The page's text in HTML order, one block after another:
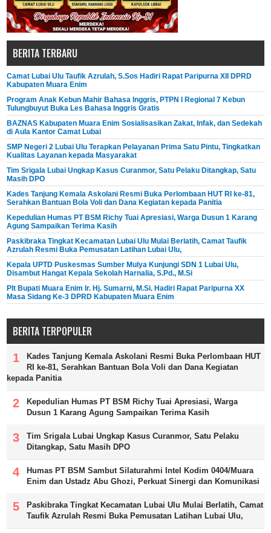
BERITA TERBARU
Camat Lubai Ulu Taufik Azrulah, S.Sos Hadiri Rapat Paripurna XII DPRD
Kabupaten Muara Enim
Program Anak Kebun Mahir Bahasa Inggris, PTPN I Regional 7 Kebun
Tulungbuyut Buka Les Bahasa Inggris Gratis
BAZNAS Kabupaten Muara Enim Sosialisasikan Zakat, Infak, dan Sedekah
di Aula Kantor Camat Lubai
SMP Negeri 2 Lubai Ulu Terapkan Pelayanan Prima Satu Pintu, Tingkatkan
Kualitas Layanan kepada Masyarakat
Tim Srigala Lubai Ungkap Kasus Curanmor, Satu Pelaku Ditangkap, Satu
Masih DPO
Kades Tanjung Kemala Askolani Resmi Buka Perlombaan HUT RI ke-81,
Serahkan Bantuan Bola Voli dan Dana Kegiatan kepada Panitia
Kepedulian Humas PT BSM Richy Tuai Apresiasi, Warga Dusun 1 Karang
Agung Sampaikan Terima Kasih
Paskibraka Tingkat Kecamatan Lubai Ulu Mulai Berlatih, Camat Taufik
Azrulah Resmi Buka Pemusatan Latihan Lubai Ulu,
Kepala UPTD Puskesmas Sumber Mulya Kunjungi SDN 1 Lubai Ulu,
Disambut Hangat Kepala Sekolah Harnalia, S.Pd., M.Si
Plt Bupati Muara Enim Ir. Hj. Sumarni, M.Si. Hadiri Rapat Paripurna XX
Masa Sidang Ke-3 DPRD Kabupaten Muara Enim
BERITA TERPOPULER
Kades Tanjung Kemala Askolani Resmi Buka Perlombaan HUT
RI ke-81, Serahkan Bantuan Bola Voli dan Dana Kegiatan
kepada Panitia
Kepedulian Humas PT BSM Richy Tuai Apresiasi, Warga
Dusun 1 Karang Agung Sampaikan Terima Kasih
Tim Srigala Lubai Ungkap Kasus Curanmor, Satu Pelaku
Ditangkap, Satu Masih DPO
Humas PT BSM Sambut Silaturahmi Intel Kodim 0404/Muara
Enim dan Ustadz Abu Ghozi, Perkuat Sinergi dan Komunikasi
Paskibraka Tingkat Kecamatan Lubai Ulu Mulai Berlatih, Camat
Taufik Azrulah Resmi Buka Pemusatan Latihan Lubai Ulu,